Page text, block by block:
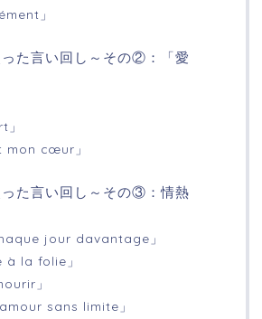
」
た言い回し～その②：「愛
mon cœur」
た言い回し～その③：情熱
jour davantage」
à la folie」
」
sans limite」